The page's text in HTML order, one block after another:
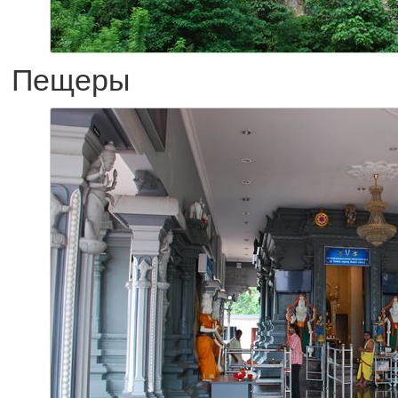
Пещеры